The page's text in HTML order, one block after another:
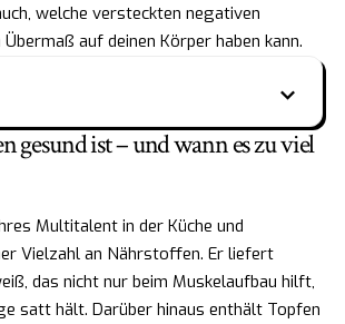
welche versteckten negativen
auf deinen Körper haben kann.
gesund ist – und wann es zu viel
Multitalent in der Küche und
Vielzahl an Nährstoffen. Er liefert
das nicht nur beim Muskelaufbau hilft,
satt hält. Darüber hinaus enthält Topfen